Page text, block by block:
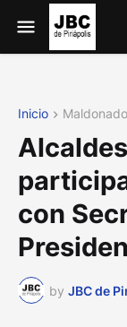
Inicio Maldonado
con
by JBC de